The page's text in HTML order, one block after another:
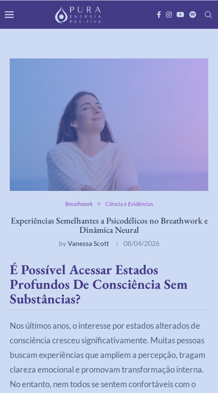
Breathwork Ciência e Evidências
Experiências Semelhantes a Psicodélicos no Breathwork e
Dinâmica Neural
byVanessa Scott 08/04/2026
É Possível Acessar Estados
Profundos De Consciência Sem
Substâncias?
Nos últimos anos, o interesse por estados alterados de
consciência cresceu significativamente. Muitas pessoas
buscam experiências que ampliem a percepção, tragam
clareza emocional e promovam transformação interna.
No entanto, nem todos se sentem confortáveis com o